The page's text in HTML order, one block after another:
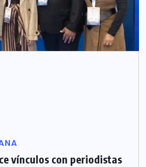
vínculos con periodistas